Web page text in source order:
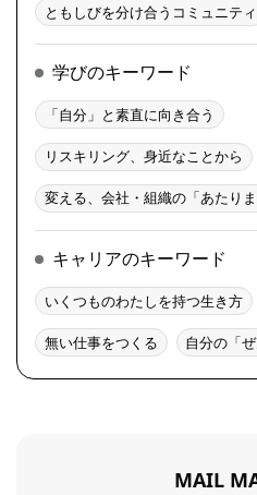
ともしびを分け合うコミュニティ
学びのキーワード
「自分」と素直に向き合う
リスキリング、身近なことから
変える、会社・組織の「あたりま
キャリアのキーワード
いくつものわたしを持つ生き方
無い仕事をつくる 自分の「
MAIL